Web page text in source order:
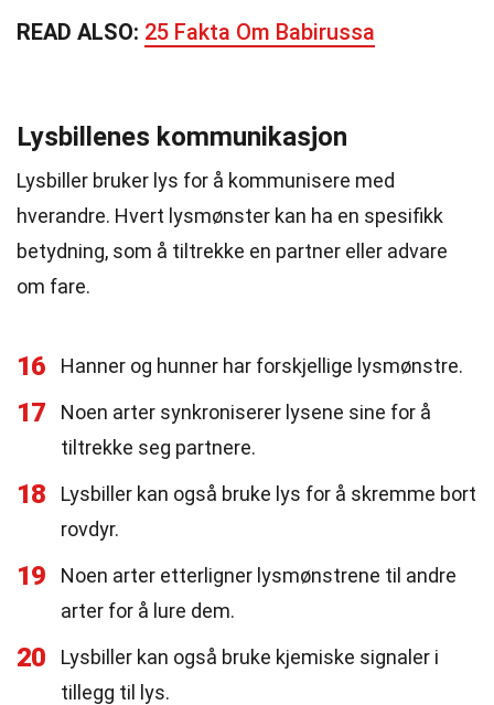
READ ALSO: 25 Fakta Om Babirussa
Lysbillenes kommunikasjon
Lysbiller bruker lys for å kommunisere med
hverandre. Hvert lysmønster kan ha en spesifikk
betydning, som å tiltrekke en partner eller advare
om fare.
16 Hanner og hunner har forskjellige lysmønstre.
17
Noen arter synkroniserer lysene sine for å
tiltrekke seg partnere.
18
Lysbiller kan også bruke lys for å skremme bort
rovdyr.
19
Noen arter etterligner lysmønstrene til andre
arter for å lure dem.
20
Lysbiller kan også bruke kjemiske signaler i
tillegg til lys.